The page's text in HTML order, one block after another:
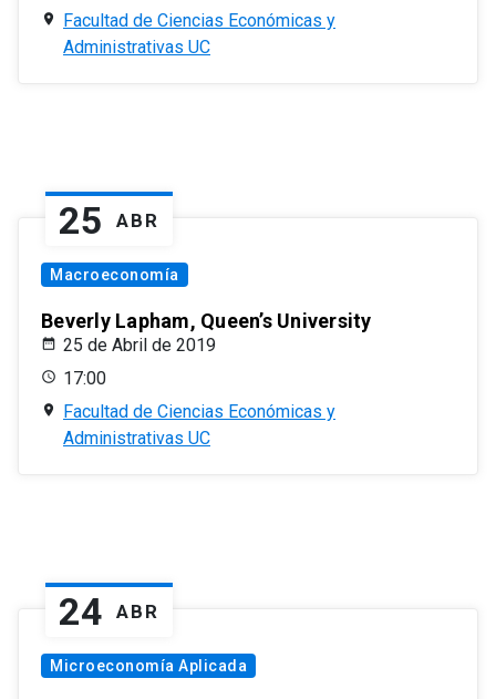
Facultad de Ciencias Económicas y
Administrativas UC
25 ABR
Macroeconomía
Beverly Lapham, Queen’s University
25 de Abril de 2019
17:00
Facultad de Ciencias Económicas y
Administrativas UC
24 ABR
Microeconomía Aplicada